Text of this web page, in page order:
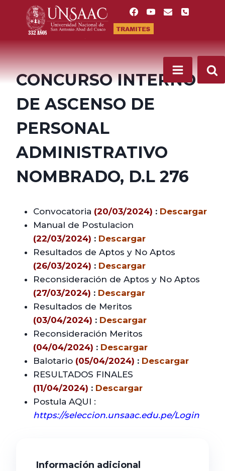
contenido
CONCURSO INTERNO
DE ASCENSO DE
PERSONAL
ADMINISTRATIVO
NOMBRADO, D.L 276
Convocatoria (20/03/2024) : Descargar
Manual de Postulacion
(22/03/2024) : Descargar
Resultados de Aptos y No Aptos
(26/03/2024) : Descargar
Reconsideración de Aptos y No Aptos
(27/03/2024) : Descargar
Resultados de Meritos
(03/04/2024) : Descargar
Reconsideración Meritos
(04/04/2024) : Descargar
Balotario (05/04/2024) : Descargar
RESULTADOS FINALES
(11/04/2024) : Descargar
Postula AQUI :
https://seleccion.unsaac.edu.pe/Login
Información adicional